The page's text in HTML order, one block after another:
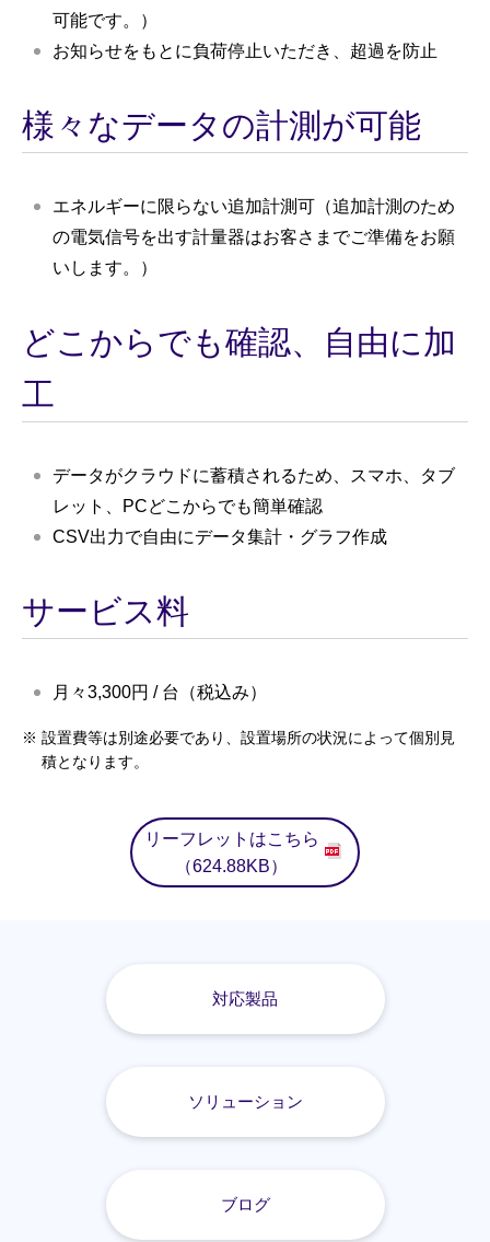
可能です。）
お知らせをもとに負荷停止いただき、超過を防止
様々なデータの計測が可能
エネルギーに限らない追加計測可（追加計測のため
の電気信号を出す計量器はお客さまでご準備をお願
いします。）
どこからでも確認、自由に加
工
データがクラウドに蓄積されるため、スマホ、タブ
レット、PCどこからでも簡単確認
CSV出力で自由にデータ集計・グラフ作成
サービス料
月々3,300円 / 台（税込み）
※ 設置費等は別途必要であり、設置場所の状況によって個別見
積となります。
リーフレットはこちら
（624.88KB）
対応製品
ソリューション
ブログ